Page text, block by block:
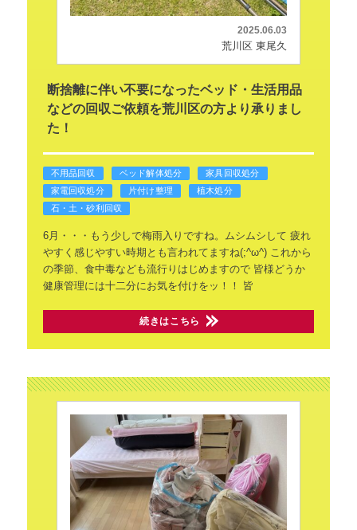
2025.06.03
荒川区 東尾久
断捨離に伴い不要になったベッド・生活用品
などの回収ご依頼を荒川区の方より承りまし
た！
不用品回収 ベッド解体処分
家具回収処分
家電回収処分
片付け整理
植木処分
石・土・砂利回収
6月・・・もう少しで梅雨入りですね。ムシムシして 疲れ
やすく感じやすい時期とも言われてますね(;^ω^)これから
の季節、食中毒なども流行りはじめますので皆様どうか
健康管理には十二分にお気を付けをッ！！
皆
続きはこちら